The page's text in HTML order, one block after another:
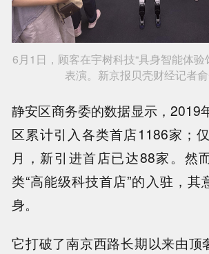
6月1日，顾客在宇树科技“具身智能体验
表演。新京报贝壳财经记者
静安区商务委的数据显示，2019
区累计引入各类首店1186家；
月，新引进首店已达88家。然
类“高能级科技首店”的入驻，其
身。
它打破了南京西路长期以来由顶